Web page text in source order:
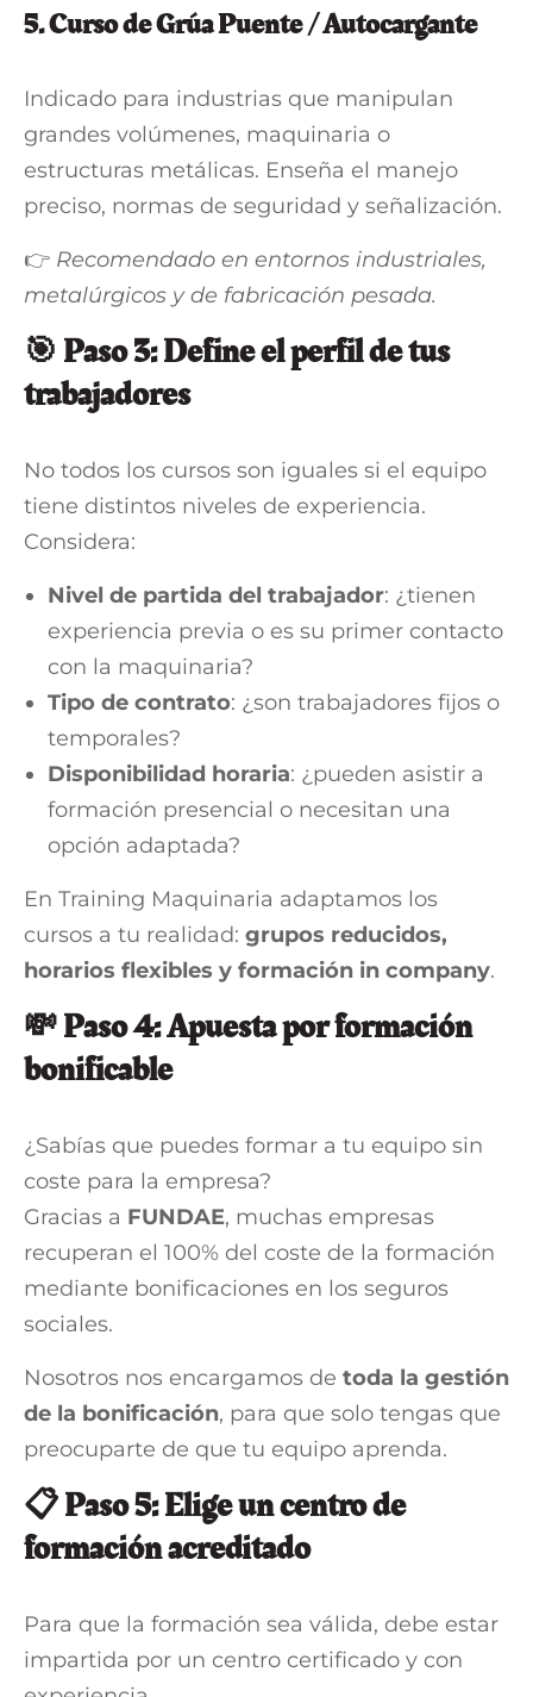
5.Curso de Grúa Puente / Autocargante
Indicado para industrias que manipulan
grandes volúmenes, maquinaria o
estructuras metálicas. Enseña el manejo
preciso, normas de seguridad y señalización.
👉 Recomendado en entornos industriales,
metalúrgicos y de fabricación pesada.
🎯 Paso 3: Define el perfil de tus
trabajadores
No todos los cursos son iguales si el equipo
tiene distintos niveles de experiencia.
Considera:
Nivel de partida del trabajador: ¿tienen
experiencia previa o es su primer contacto
con la maquinaria?
Tipo de contrato: ¿son trabajadores fijos o
temporales?
Disponibilidad horaria: ¿pueden asistir a
formación presencial o necesitan una
opción adaptada?
En Training Maquinaria adaptamos los
cursos a tu realidad: grupos reducidos,
horarios flexibles y formación in company.
💸 Paso 4: Apuesta por formación
bonificable
¿Sabías que puedes formar a tu equipo sin
coste para la empresa?
Gracias a FUNDAE, muchas empresas
recuperan el 100% del coste de la formación
mediante bonificaciones en los seguros
sociales.
Nosotros nos encargamos de toda la gestión
de la bonificación, para que solo tengas que
preocuparte de que tu equipo aprenda.
📋 Paso 5: Elige un centro de
formación acreditado
Para que la formación sea válida, debe estar
impartida por un centro certificado y con